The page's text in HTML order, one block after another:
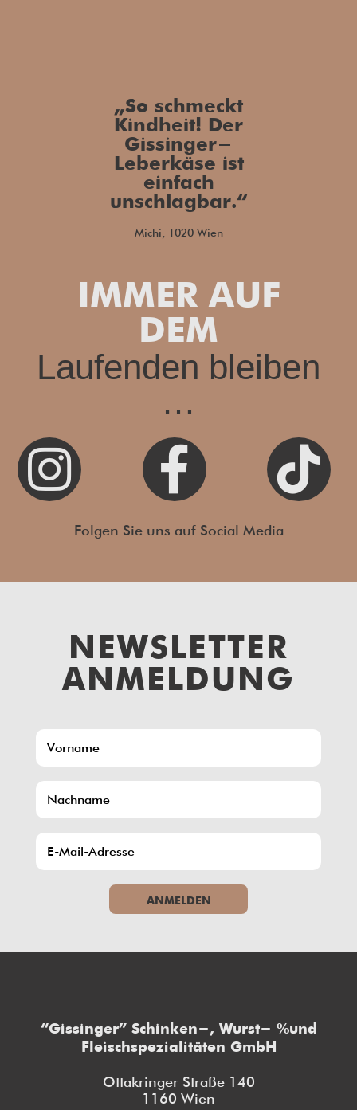
„So schmeckt
Kindheit! Der
Gissinger-
Leberkäse ist
einfach
unschlagbar.“
Michi, 1020 Wien
IMMER AUF
DEM
Laufenden bleiben
…
  
Folgen Sie uns auf Social Media
NEWSLETTER
ANMELDUNG
ANMELDEN
“Gissinger” Schinken-, Wurst- und
Fleischspezialitäten GmbH
Ottakringer Straße 140
1160 Wien